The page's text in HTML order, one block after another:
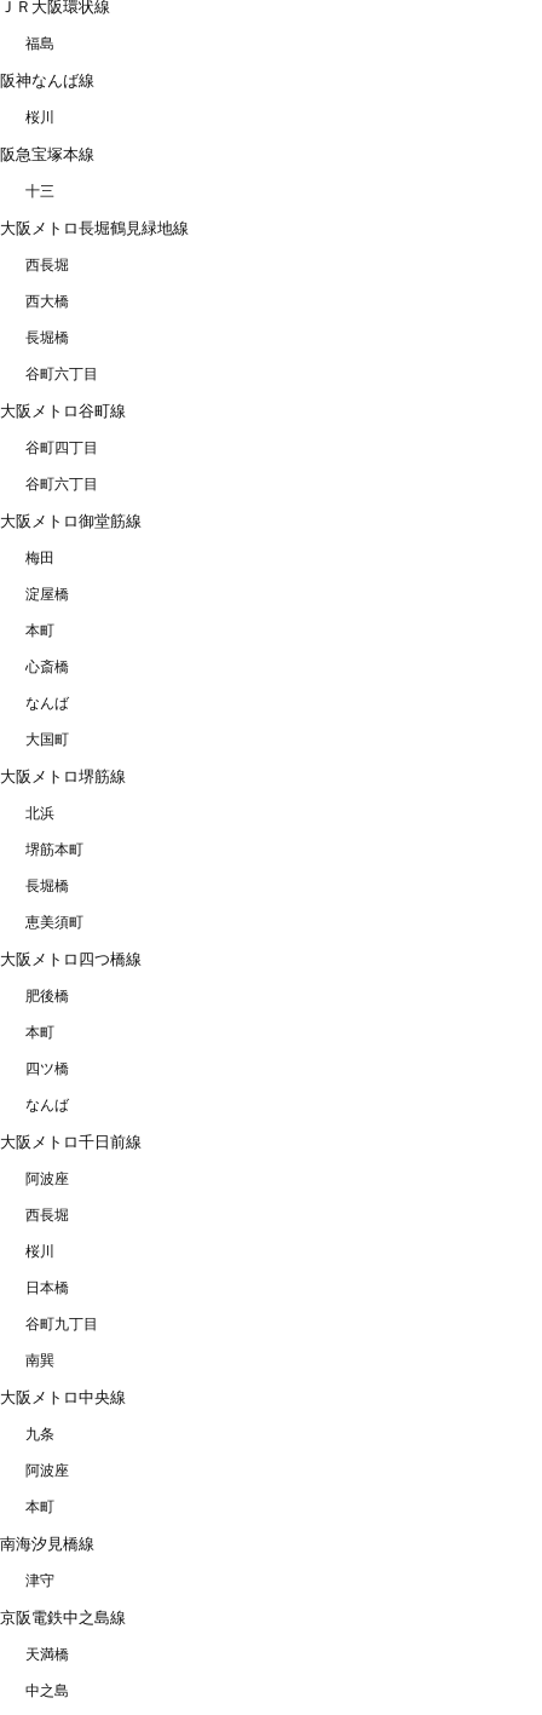
ＪＲ大阪環状線
福島
阪神なんば線
桜川
阪急宝塚本線
十三
大阪メトロ長堀鶴見緑地線
西長堀
西大橋
長堀橋
谷町六丁目
大阪メトロ谷町線
谷町四丁目
谷町六丁目
大阪メトロ御堂筋線
梅田
淀屋橋
本町
心斎橋
なんば
大国町
大阪メトロ堺筋線
北浜
堺筋本町
長堀橋
恵美須町
大阪メトロ四つ橋線
肥後橋
本町
四ツ橋
なんば
大阪メトロ千日前線
阿波座
西長堀
桜川
日本橋
谷町九丁目
南巽
大阪メトロ中央線
九条
阿波座
本町
南海汐見橋線
津守
京阪電鉄中之島線
天満橋
中之島